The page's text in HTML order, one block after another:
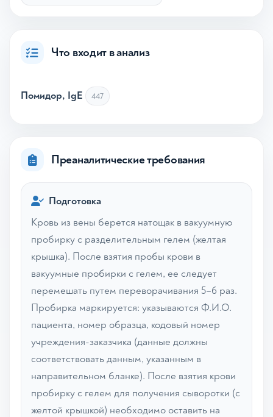
Что входит в анализ
Помидор, IgE 447
Преаналитические требования
Подготовка
Кровь из вены берется натощак в вакуумную
пробирку с разделительным гелем (желтая
крышка). После взятия пробы крови в
вакуумные пробирки с гелем, ее следует
перемешать путем переворачивания 5–6 раз.
Пробирка маркируется: указываются Ф.И.О.
пациента, номер образца, кодовый номер
учреждения-заказчика (данные должны
соответствовать данным, указанным в
направительном бланке). После взятия крови
пробирку с гелем для получения сыворотки (с
желтой крышкой) необходимо оставить на